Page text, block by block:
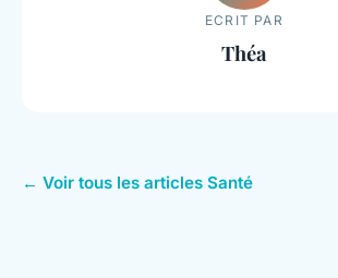
ECRIT PAR
Théa
← Voir tous les articles Santé